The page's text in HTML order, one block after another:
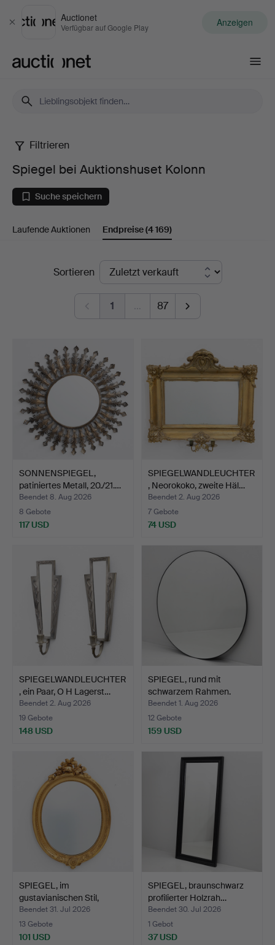
Schließen
Auctionet
Verfügbar auf Google Play Anzeigen
Spiegel
bei
Auktionshuset
Kolonn
Filtrieren
Spiegel bei Auktionshuset Kolonn
Suche speichern
Laufende Auktionen Endpreise(4 169)
EndpreiseSortieren
1 … 87
SONNENSPIEGEL,
patiniertes Metall, 20./21.…
Beendet 8. Aug 2026
8 Gebote
117 USD
SPIEGELWANDLEUCHTER
, Neorokoko, zweite Häl…
Beendet 2. Aug 2026
7 Gebote
74 USD
SPIEGELWANDLEUCHTER
, ein Paar, O H Lagerst…
Beendet 2. Aug 2026
19 Gebote
148 USD
SPIEGEL, rund mit
schwarzem Rahmen.
Beendet 1. Aug 2026
12 Gebote
159 USD
SPIEGEL, im
gustavianischen Stil,
Hultberg…
Beendet 31. Jul 2026
13 Gebote
101 USD
SPIEGEL, braunschwarz
profilierter Holzrah…
Beendet 30. Jul 2026
1 Gebot
37 USD